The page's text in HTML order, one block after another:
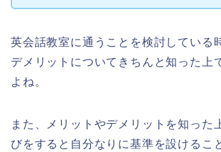
英会話教室に通うことを検討している
デメリットについてきちんと知った上
よね。
また、メリットやデメリットを知った
びをすると自分なりに基準を設けるこ